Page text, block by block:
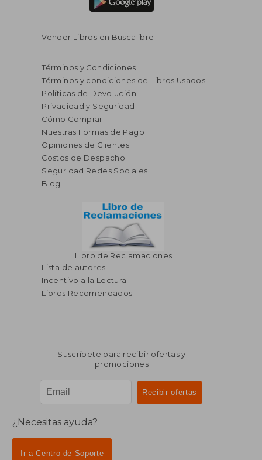
Vender Libros en Buscalibre
Términos y Condiciones
Términos y condiciones de Libros Usados
Políticas de Devolución
Privacidad y Seguridad
Cómo Comprar
Nuestras Formas de Pago
Opiniones de Clientes
Costos de Despacho
Seguridad Redes Sociales
Blog
Libro de Reclamaciones
Lista de autores
Incentivo a la Lectura
Libros Recomendados
Suscríbete para recibir ofertas y
promociones
¿Necesitas ayuda?
Ir a Centro de Soporte